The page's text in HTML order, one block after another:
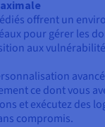
offrent un
pour gérer les
aux
ce dont vous
et exécutez des
compromis.